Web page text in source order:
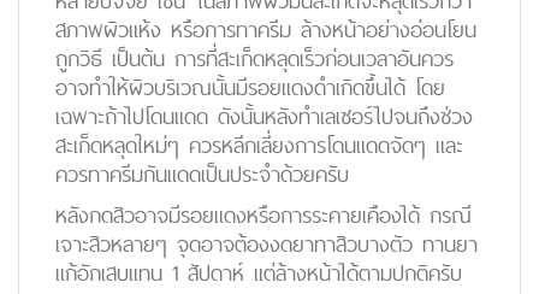
สภาพผิวแห้ง หรือการทาครีม ล้างหน้าอย่างอ่อนโยน
ถูกวิธี เป็นต้น การที่สะเก็ดหลุดเร็วก่อนเวลาอันควร
อาจทำให้ผิวบริเวณนั้นมีรอยแดงดำเกิดขึ้นได้ โดย
เฉพาะถ้าไปโดนแดด ดังนั้นหลังทำเลเซอร์ไปจนถึงช่วง
สะเก็ดหลุดใหม่ๆ ควรหลีกเลี่ยงการโดนแดดจัดๆ และ
ควรทาครีมกันแดดเป็นประจำด้วยครับ
หลังกดสิวอาจมีรอยแดงหรือการระคายเคืองได้ กรณี
เจาะสิวหลายๆ จุดอาจต้องงดยาทาสิวบางตัว ทานยา
แก้อักเสบแทน 1 สัปดาห์ แต่ล้างหน้าได้ตามปกติครับ